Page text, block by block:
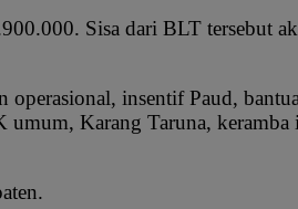
Sisa dari BLT tersebut
insentif Paud,
umum, Karang Taruna,